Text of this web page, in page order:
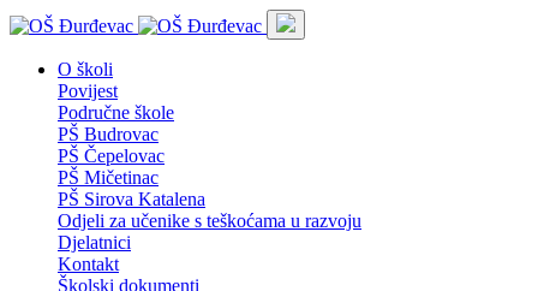
O školi
Povijest
Područne škole
PŠ Budrovac
PŠ Čepelovac
PŠ Mičetinac
PŠ Sirova Katalena
Odjeli za učenike s teškoćama u razvoju
Djelatnici
Kontakt
Školski dokumenti